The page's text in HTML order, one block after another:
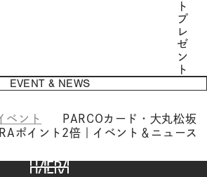
ト
プ
レ
ゼ
ン
ト
EVENT & NEWS
ベント
PARCOカード・大丸松坂
ポイント2倍｜イベント＆ニュース
HAERA